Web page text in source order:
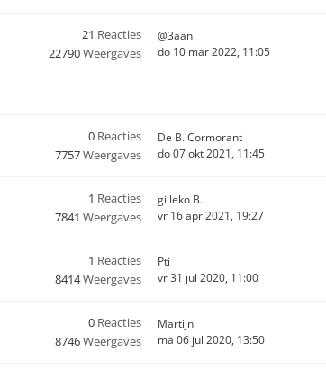
21 Reacties
22790Weergaves
@3aan
do 10 mar 2022, 11:05
0 Reacties
7757Weergaves
De B. Cormorant
do 07 okt 2021, 11:45
1 Reacties
7841 Weergaves
gilleko B.
vr 16 apr 2021, 19:27
1 Reacties
8414Weergaves
Pti
vr 31 jul 2020, 11:00
0 Reacties
8746Weergaves
Martijn
ma 06 jul 2020, 13:50